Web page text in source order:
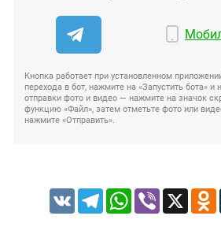
Кнопка работает при установленном
перехода в бот, нажмите на «Запустить бота»
отправки фото и видео — нажмите на значок
функцию «Файл», затем отметьте фото или
нажмите «Отправить».
VK TelegramWhatsApp
Viber X